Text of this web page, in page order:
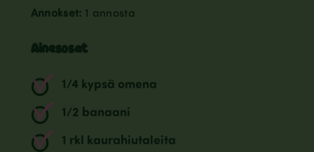
Annokset: 1 annosta
Ainesosat
1/4 kypsä omena
1/2 banaani
1 rkl kaurahiutaleita